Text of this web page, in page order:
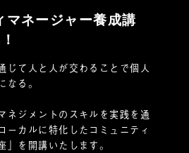
マネージャー養成講
じて人と人が交わることで個人
なる。
ネジメントのスキルを実践を通
ーカルに特化したコミュニティ
」を開講いたします。